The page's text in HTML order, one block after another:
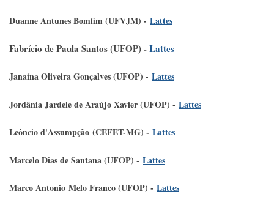
Duanne Antunes Bomfim (UFVJM) - Lattes
Fabrício de Paula Santos (UFOP) -Lattes
Janaína Oliveira Gonçalves (UFOP) - Lattes
Jordânia Jardele de Araújo Xavier (UFOP) - Lattes
Leôncio d'Assumpção (CEFET-MG) - Lattes
Marcelo Dias de Santana (UFOP) - Lattes
Marco Antonio Melo Franco (UFOP) - Lattes